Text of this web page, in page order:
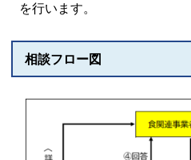
を行います。
相談フロー図